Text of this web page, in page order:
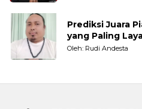
Prediksi Juara
yang Paling
Oleh: Rudi Andesta